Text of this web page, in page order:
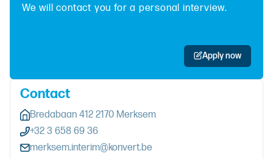
We will contact you for a personal interview.
Apply now
Contact
Bredabaan 412 2170 Merksem
+32 3 658 69 36
merksem.interim@konvert.be